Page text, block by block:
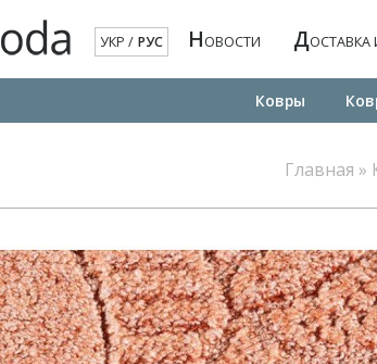
УКР / РУС НОВОСТИ ДОСТАВКА
Ковры
Главная »